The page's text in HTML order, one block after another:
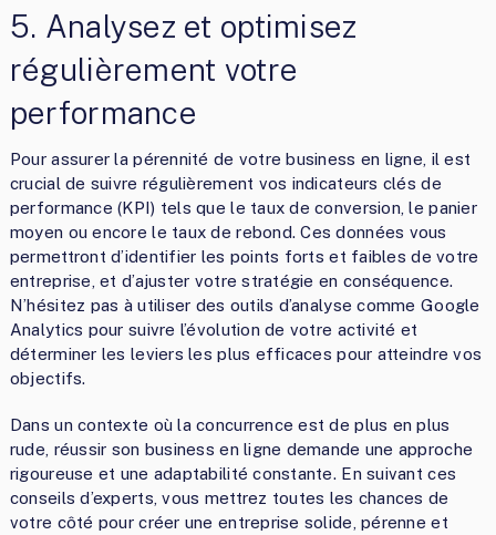
5. Analysez et optimisez
régulièrement votre
performance
Pour assurer la pérennité de votre business en ligne, il est
crucial de suivre régulièrement vos indicateurs clés de
performance (KPI) tels que le taux de conversion, le panier
moyen ou encore le taux de rebond. Ces données vous
permettront d’identifier les points forts et faibles de votre
entreprise, et d’ajuster votre stratégie en conséquence.
N’hésitez pas à utiliser des outils d’analyse comme Google
Analytics pour suivre l’évolution de votre activité et
déterminer les leviers les plus efficaces pour atteindre vos
objectifs.
Dans un contexte où la concurrence est de plus en plus
rude, réussir son business en ligne demande une approche
rigoureuse et une adaptabilité constante. En suivant ces
conseils d’experts, vous mettrez toutes les chances de
votre côté pour créer une entreprise solide, pérenne et